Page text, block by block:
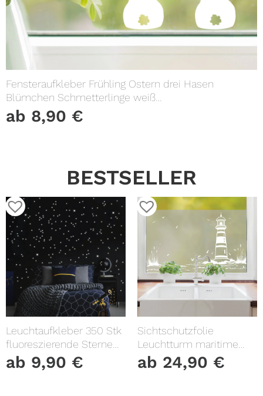
Fensteraufkleber Frühling Ostern drei Hasen
Blümchen Schmetterlinge weiß
WIEDERVERWENDBAR 23 Aufkleber im
SetFensterbild Fensterdeko
ab 8,90 €
BESTSELLER
Leuchtaufkleber 350 Stk
fluoreszierende Sterne
und Punkte leuchten im
Dunklen Kinderzimmer
ab 9,90 €
Sichtschutzfolie
Leuchtturm maritime
Fensterfolie Fensterdeko
Milchglasfolie
ab 24,90 €